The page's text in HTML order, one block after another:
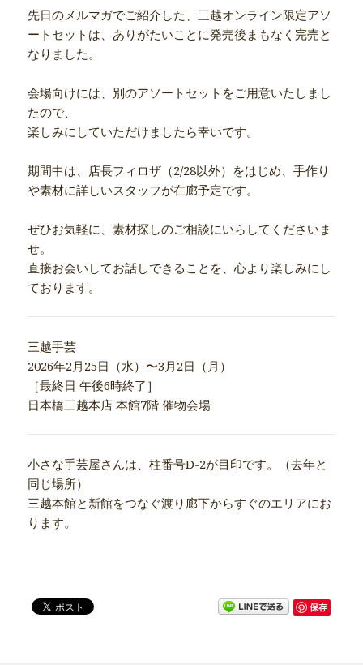
先日のメルマガでご紹介した、三越オンライン限定アソ
ートセットは、 ありがたいことに発売後まもなく完売と
なりました。
会場向けには、別のアソートセットをご用意いたしまし
たので、
楽しみにしていただけましたら幸いです。
期間中は、店長フィロザ（2/28以外）をはじめ、手作り
や素材に詳しいスタッフが在廊予定です。
ぜひお気軽に、素材探しのご相談にいらしてくださいま
せ。
直接お会いしてお話しできることを、心より楽しみにし
ております。
三越手芸
2026年2月25日（水）〜3月2日（月）
［最終日 午後6時終了］
日本橋三越本店 本館7階 催物会場
小さな手芸屋さんは、柱番号D-2が目印です。（去年と
同じ場所）
三越本館と新館をつなぐ渡り廊下からすぐのエリアにお
ります。
保存